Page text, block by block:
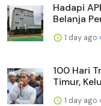
Hadapi
Belanja
1 day ago
100 Hari
Timur,
1 day ago